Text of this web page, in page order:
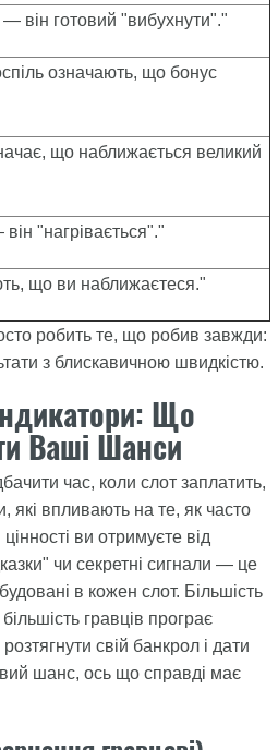
він готовий "вибухнути"."
означають, що бонус
що наближається великий
"нагрівається"."
що ви наближаєтеся."
робить те, що робив завжди:
з блискавичною швидкістю.
Що
Ваші Шанси
час, коли слот заплатить,
які впливають на те, як часто
ви отримуєте від
чи секретні сигнали — це
в кожен слот. Більшість
гравців програє
свій банкрол і дати
шанс, ось що справді має